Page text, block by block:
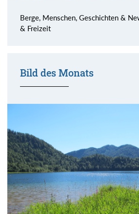
Berge, Menschen, Geschichten &
& Freizeit
Bild des Monats